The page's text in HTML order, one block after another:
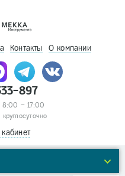
Контакты О компании
897
8:00 – 17:00